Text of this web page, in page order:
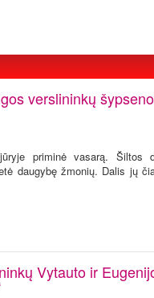
verslininkų
priminė vasarą. Šiltos
daugybę žmonių. Dalis jų
Vytauto ir